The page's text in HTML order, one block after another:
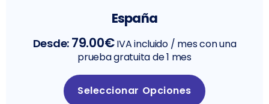
España
Desde: 79.00€ IVA incluido / mes con una
prueba gratuita de 1 mes
Seleccionar Opciones